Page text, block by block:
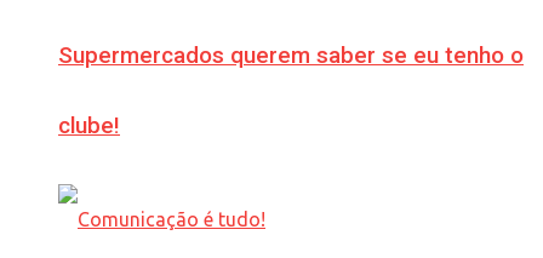
Supermercados querem saber se eu tenho o
clube!